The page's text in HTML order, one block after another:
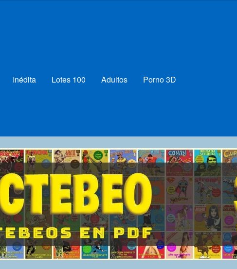
Inédita Lotes 100 Adultos Porno 3D